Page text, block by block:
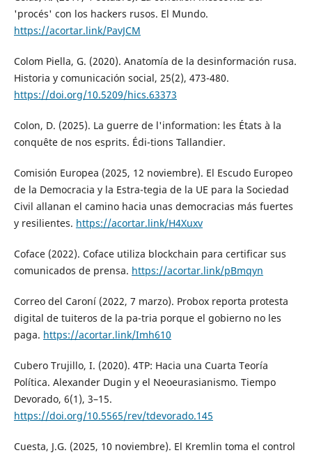
'procés' con los hackers rusos. El Mundo.
https://acortar.link/PavJCM
Colom Piella, G. (2020). Anatomía de la desinformación rusa.
Historia y comunicación social, 25(2), 473-480.
https://doi.org/10.5209/hics.63373
Colon, D. (2025). La guerre de l'information: les États à la
conquête de nos esprits. Édi-tions Tallandier.
Comisión Europea (2025, 12 noviembre). El Escudo Europeo
de la Democracia y la Estra-tegia de la UE para la Sociedad
Civil allanan el camino hacia unas democracias más fuertes
y resilientes. https://acortar.link/H4Xuxv
Coface (2022). Coface utiliza blockchain para certificar sus
comunicados de prensa. https://acortar.link/pBmqyn
Correo del Caroní (2022, 7 marzo). Probox reporta protesta
digital de tuiteros de la pa-tria porque el gobierno no les
paga. https://acortar.link/Imh610
Cubero Trujillo, I. (2020). 4TP: Hacia una Cuarta Teoría
Política. Alexander Dugin y el Neoeurasianismo. Tiempo
Devorado, 6(1), 3–15.
https://doi.org/10.5565/rev/tdevorado.145
Cuesta, J.G. (2025, 10 noviembre). El Kremlin toma el control